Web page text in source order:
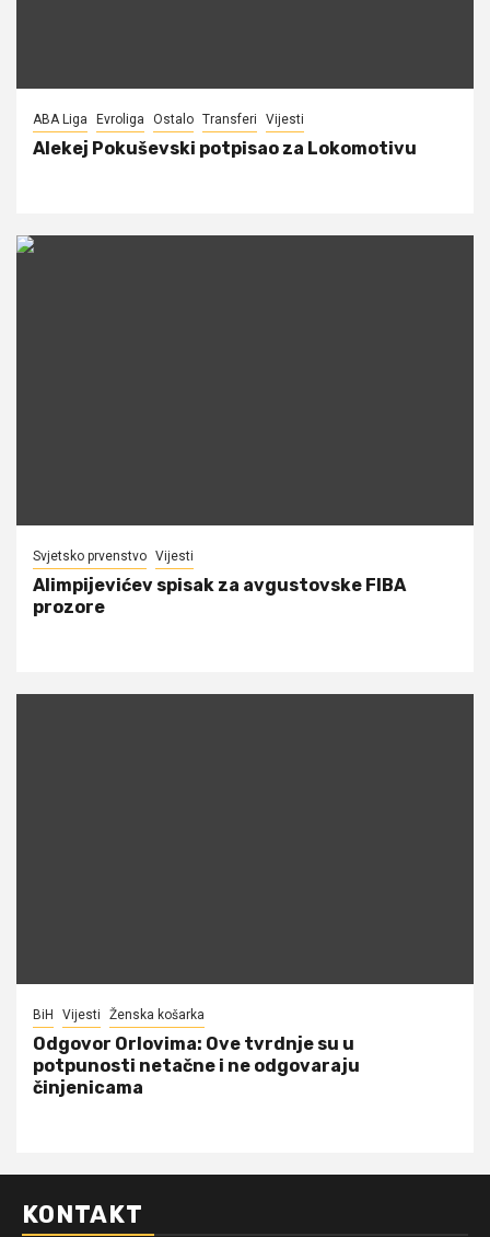
ABA Liga Evroliga Ostalo Transferi Vijesti
Alekej Pokuševski potpisao za Lokomotivu
Svjetsko prvenstvo Vijesti
Alimpijevićev spisak za avgustovske FIBA
prozore
BiH Vijesti Ženska košarka
Odgovor Orlovima: ​Ove tvrdnje su u
potpunosti netačne i ne odgovaraju
činjenicama
KONTAKT